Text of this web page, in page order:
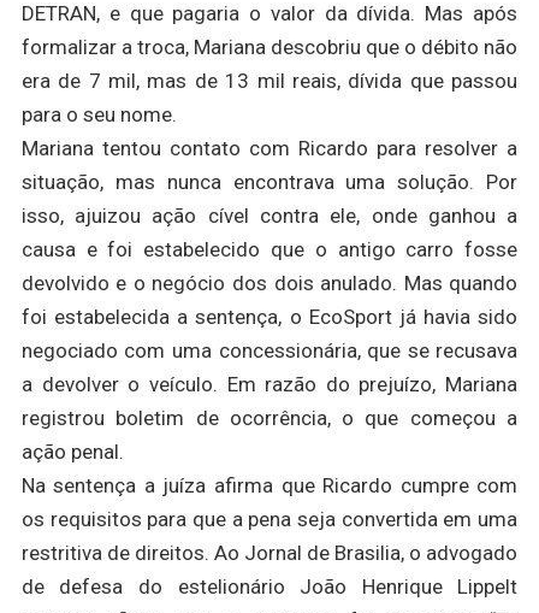
DETRAN, e que pagaria o valor da dívida. Mas após
formalizar a troca, Mariana descobriu que o débito não
era de 7 mil, mas de 13 mil reais, dívida que passou
para o seu nome.
Mariana tentou contato com Ricardo para resolver a
situação, mas nunca encontrava uma solução. Por
isso, ajuizou ação cível contra ele, onde ganhou a
causa e foi estabelecido que o antigo carro fosse
devolvido e o negócio dos dois anulado. Mas quando
foi estabelecida a sentença, o EcoSport já havia sido
negociado com uma concessionária, que se recusava
a devolver o veículo. Em razão do prejuízo, Mariana
registrou boletim de ocorrência, o que começou a
ação penal.
Na sentença a juíza afirma que Ricardo cumpre com
os requisitos para que a pena seja convertida em uma
restritiva de direitos. Ao Jornal de Brasilia, o advogado
de defesa do estelionário João Henrique Lippelt